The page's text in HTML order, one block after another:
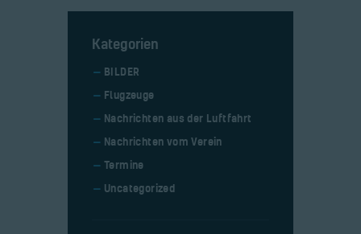
Kategorien
BILDER
Flugzeuge
Nachrichten aus der Luftfahrt
Nachrichten vom Verein
Termine
Uncategorized